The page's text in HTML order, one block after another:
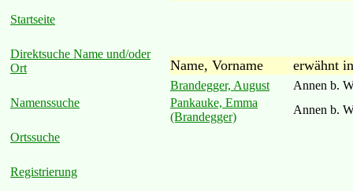
Startseite
Direktsuche Name und/oder
Ort
Namenssuche
Ortssuche
Registrierung
Name, Vorname erwähnt in
Brandegger, August
Annen b.
Pankauke, Emma
(Brandegger)
Annen b.